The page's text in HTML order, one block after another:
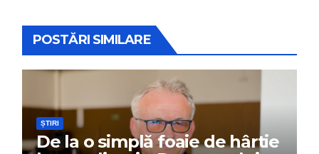
POSTĂRI SIMILARE
ȘTIRI
De la o simplă foaie de hârtie